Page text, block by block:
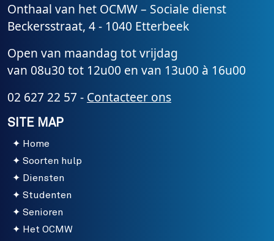
Onthaal van het OCMW – Sociale dienst
Beckersstraat, 4 - 1040 Etterbeek
Open van maandag tot vrijdag
van 08u30 tot 12u00 en van 13u00 à 16u00
02 627 22 57 - Contacteer ons
SITE MAP
Home
Soorten hulp
Diensten
Studenten
Senioren
Het OCMW